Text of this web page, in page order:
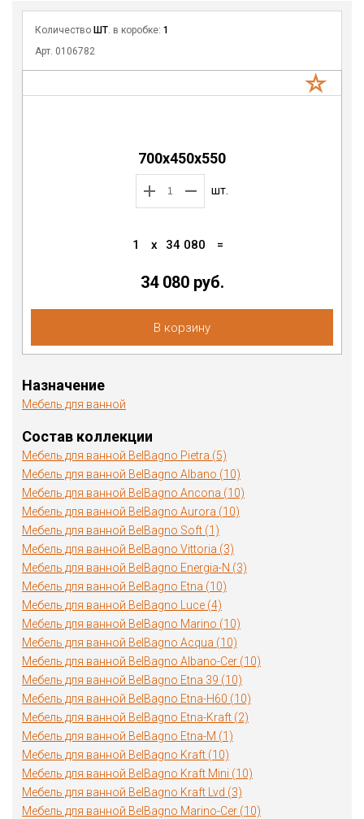
Количество ШТ. в коробке: 1
Арт. 0106782
700х450х550
шт.
1 x 34 080 =
34 080 руб.
В корзину
Назначение
Мебель для ванной
Состав коллекции
Мебель для ванной BelBagno Pietra (5)
Мебель для ванной BelBagno Albano (10)
Мебель для ванной BelBagno Ancona (10)
Мебель для ванной BelBagno Aurora (10)
Мебель для ванной BelBagno Soft (1)
Мебель для ванной BelBagno Vittoria (3)
Мебель для ванной BelBagno Energia-N (3)
Мебель для ванной BelBagno Etna (10)
Мебель для ванной BelBagno Luce (4)
Мебель для ванной BelBagno Marino (10)
Мебель для ванной BelBagno Acqua (10)
Мебель для ванной BelBagno Albano-Cer (10)
Мебель для ванной BelBagno Etna 39 (10)
Мебель для ванной BelBagno Etna-H60 (10)
Мебель для ванной BelBagno Etna-Kraft (2)
Мебель для ванной BelBagno Etna-M (1)
Мебель для ванной BelBagno Kraft (10)
Мебель для ванной BelBagno Kraft Mini (10)
Мебель для ванной BelBagno Kraft Lvd (3)
Мебель для ванной BelBagno Marino-Cer (10)